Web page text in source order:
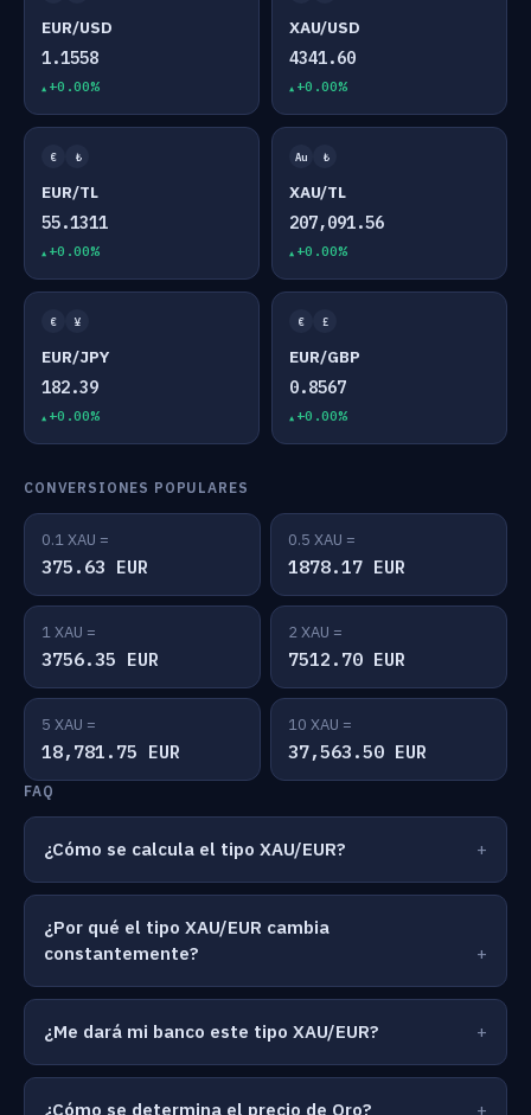
EUR/USD
1.1558
+0.00%
XAU/USD
4341.60
+0.00%
€ ₺
EUR/TL
55.1311
+0.00%
Au ₺
XAU/TL
207,091.56
+0.00%
€ ¥
EUR/JPY
182.39
+0.00%
€ £
EUR/GBP
0.8567
+0.00%
CONVERSIONES POPULARES
0.1 XAU =
375.63 EUR
0.5 XAU =
1878.17 EUR
1 XAU =
3756.35 EUR
2 XAU =
7512.70 EUR
5 XAU =
18,781.75 EUR
10 XAU =
37,563.50 EUR
FAQ
¿Cómo se calcula el tipo XAU/EUR?
¿Por qué el tipo XAU/EUR cambia
constantemente?
¿Me dará mi banco este tipo XAU/EUR?
¿Cómo se determina el precio de Oro?